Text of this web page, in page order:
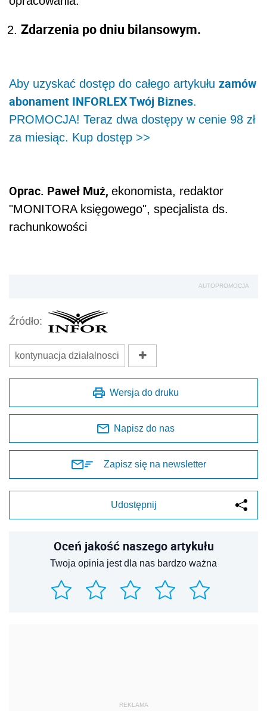
Zdarzenia po dniu bilansowym.
Aby uzyskać dostęp do całego artykułu zamów
abonament INFORLEX Twój Biznes.
PROMOCJA! Teraz dwa dostępy w cenie 98 zł
za miesiąc. Kup dostęp >>
Oprac. Paweł Muż, ekonomista, redaktor
"MONITORA księgowego", specjalista ds.
rachunkowości
AUTOPROMOCJA
Źródło:
kontynuacja działalnosci
Wersja do druku
Napisz do nas
Zapisz się na newsletter
Udostępnij
Oceń jakość naszego artykułu
Twoja opinia jest dla nas bardzo ważna
REKLAMA